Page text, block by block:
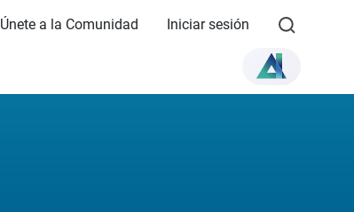
Únete a la Comunidad Iniciar sesión